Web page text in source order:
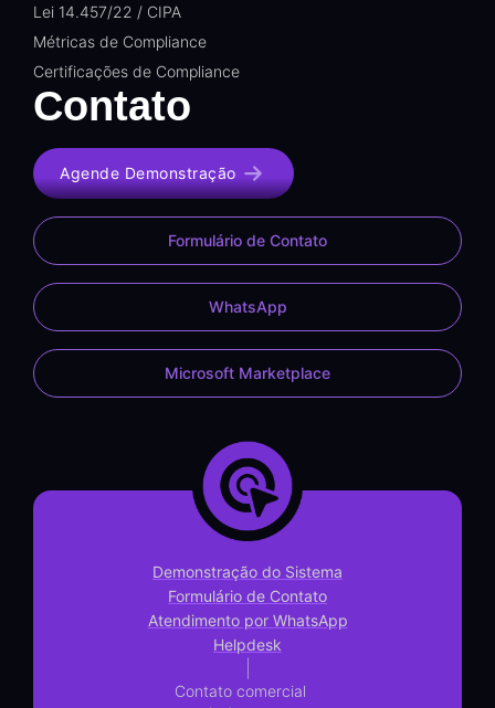
Lei 14.457/22 / CIPA
Métricas de Compliance
Certificações de Compliance
Contato
Agende Demonstração
Formulário de Contato
WhatsApp
Microsoft Marketplace
Demonstração do Sistema
Formulário de Contato
Atendimento por WhatsApp
Helpdesk
Contato comercial